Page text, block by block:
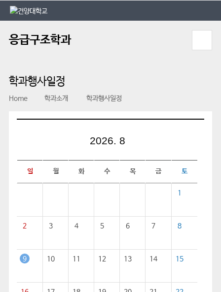
본문 바로가기
대메뉴 바로가기
응급구조학과
학과행사일정
Home 학과소개 학과행사일정
2026. 8
일 월 화 수 목 금 토
1
2 3 4 5 6 7 8
9 10 11 12 13 14 15